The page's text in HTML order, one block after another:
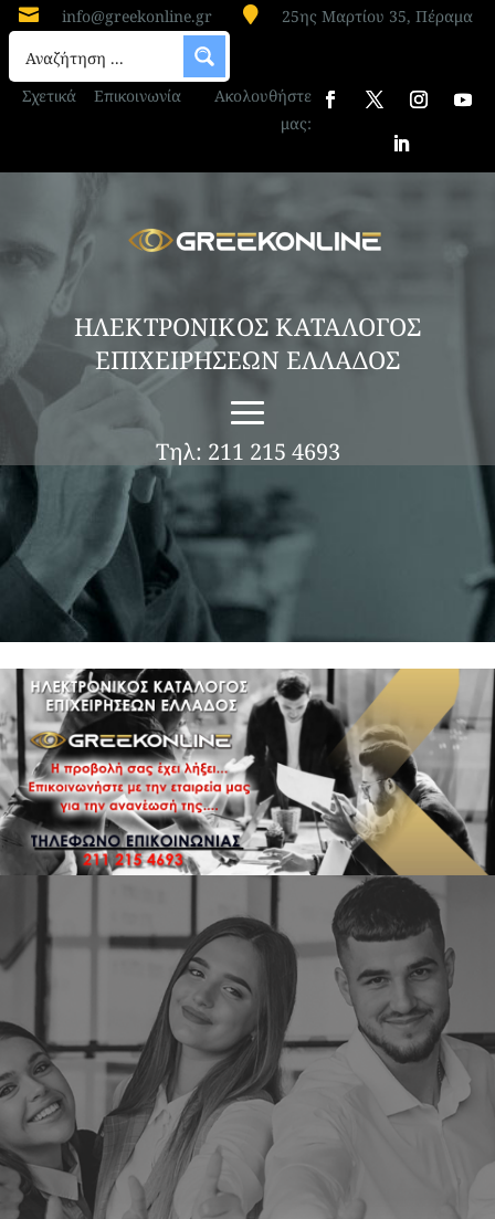
 info@greekonline.gr  25ης Μαρτίου 35, Πέραμα
Σχετικά Επικοινωνία
Ακολουθήστε
μας:
ΗΛΕΚΤΡΟΝΙΚΟΣ ΚΑΤΑΛΟΓΟΣ
ΕΠΙΧΕΙΡΗΣΕΩΝ ΕΛΛΑΔΟΣ
Τηλ: 211 215 4693